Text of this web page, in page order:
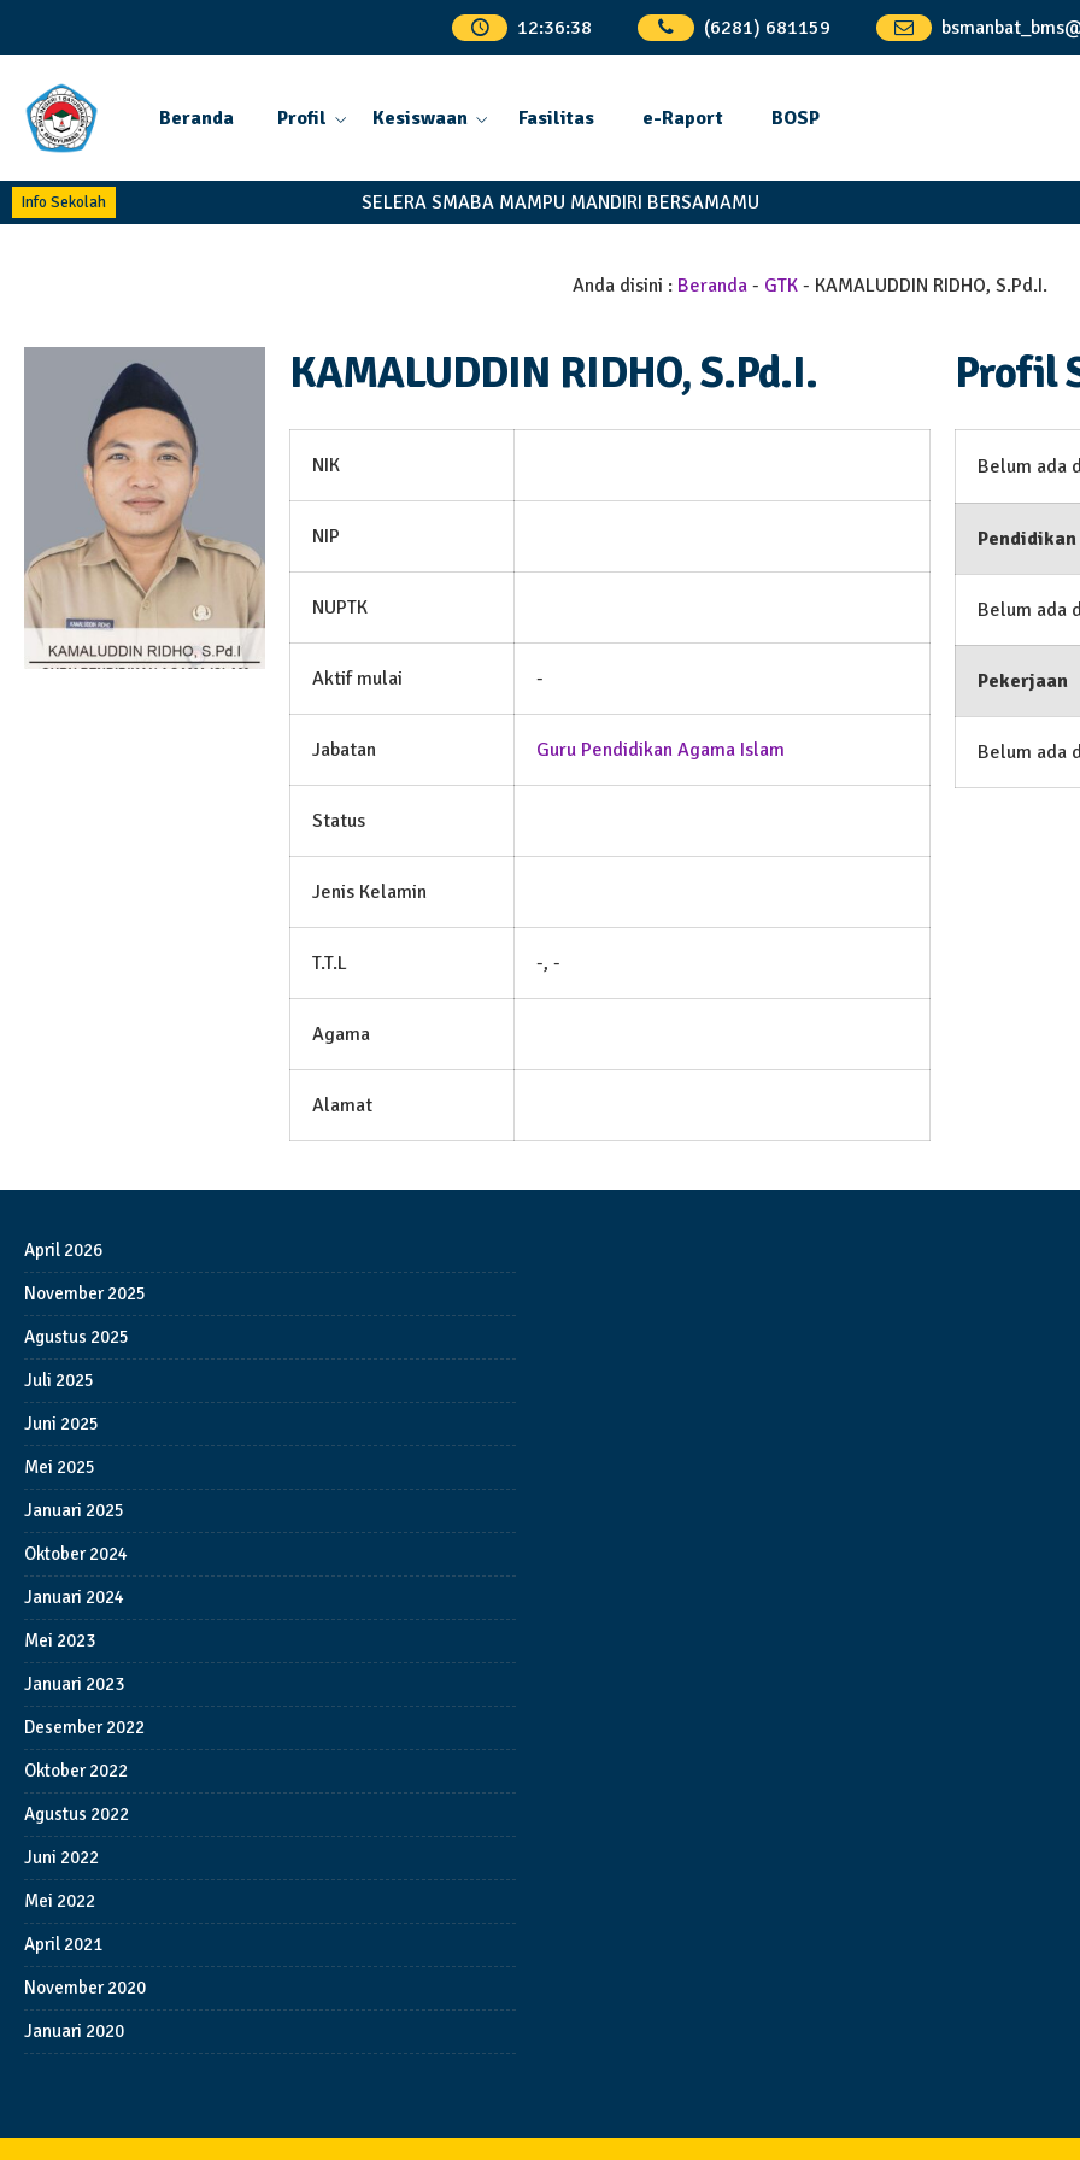
12:36:38 (6281) 681159
Beranda Profil Kesiswaan Fasilitas e-Raport BOSP
Info Sekolah SELERA SMABA MAMPU MANDIRI BERSAMAMU
Anda disini : Beranda - GTK - KAMALUDDIN RIDHO, S.Pd.I.
KAMALUDDIN RIDHO, S.Pd.I.
NIK
NIP
NUPTK
Aktif mulai -
Jabatan Guru Pendidikan Agama Islam
Status
Jenis Kelamin
T.T.L -, -
Agama
Alamat
Profil
Belum ada
Pendidikan
Belum ada
Pekerjaan
Belum ada
April 2026
November 2025
Agustus 2025
Juli 2025
Juni 2025
Mei 2025
Januari 2025
Oktober 2024
Januari 2024
Mei 2023
Januari 2023
Desember 2022
Oktober 2022
Agustus 2022
Juni 2022
Mei 2022
April 2021
November 2020
Januari 2020